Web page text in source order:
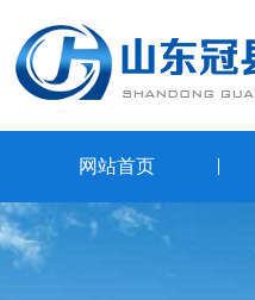
网站首页